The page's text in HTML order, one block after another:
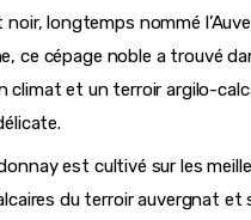
noir, longtemps nommé
ce cépage noble a trouvé
climat et un terroir argilo-
est cultivé sur les
du terroir auvergnat et